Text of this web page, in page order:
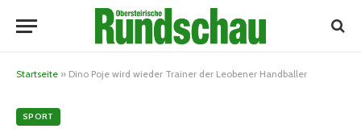
Startseite » Dino Poje wird wieder Trainer der Leobener Handballer
SPORT